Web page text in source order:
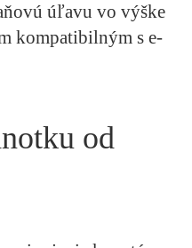
úľavu vo výške
kompatibilným s e-
od